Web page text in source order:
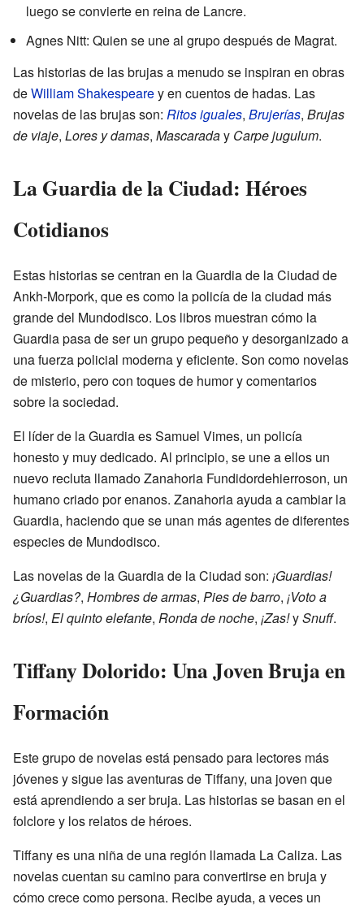
luego se convierte en reina de Lancre.
Agnes Nitt: Quien se une al grupo después de Magrat.
Las historias de las brujas a menudo se inspiran en obras
deWilliam Shakespearey en cuentos de hadas. Las
novelas de las brujas son: Ritos iguales, Brujerías, Brujas
de viaje, Lores y damas, Mascaraday Carpe jugulum.
La Guardia de la Ciudad: Héroes
Cotidianos
Estas historias se centran en la Guardia de la Ciudad de
Ankh-Morpork, que es como la policía de la ciudad más
grande del Mundodisco. Los libros muestran cómo la
Guardia pasa de ser un grupo pequeño y desorganizado a
una fuerza policial moderna y eficiente. Son como novelas
de misterio, pero con toques de humor y comentarios
sobre la sociedad.
El líder de la Guardia es Samuel Vimes, un policía
honesto y muy dedicado. Al principio, se une a ellos un
nuevo recluta llamado Zanahoria Fundidordehierroson, un
humano criado por enanos. Zanahoria ayuda a cambiar la
Guardia, haciendo que se unan más agentes de diferentes
especies de Mundodisco.
Las novelas de la Guardia de la Ciudad son: ¡Guardias!
¿Guardias?, Hombres de armas, Pies de barro, ¡Voto a
bríos!, El quinto elefante, Ronda de noche, ¡Zas!ySnuff.
Tiffany Dolorido: Una Joven Bruja en
Formación
Este grupo de novelas está pensado para lectores más
jóvenes y sigue las aventuras de Tiffany, una joven que
está aprendiendo a ser bruja. Las historias se basan en el
folclore y los relatos de héroes.
Tiffany es una niña de una región llamada La Caliza. Las
novelas cuentan su camino para convertirse en bruja y
cómo crece como persona. Recibe ayuda, a veces un